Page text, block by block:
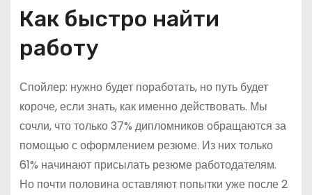
Как быстро найти
работу
Спойлер: нужно будет поработать, но путь будет
короче, если знать, как именно действовать. Мы
сочли, что только 37% дипломников обращаются за
помощью с оформлением резюме. Из них только
61% начинают присылать резюме работодателям.
Но почти половина оставляют попытки уже после 2